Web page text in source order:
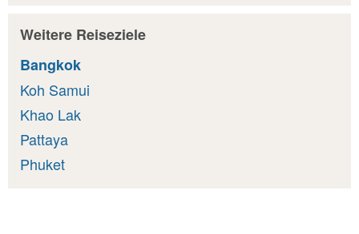
Weitere Reiseziele
Bangkok
Koh Samui
Khao Lak
Pattaya
Phuket